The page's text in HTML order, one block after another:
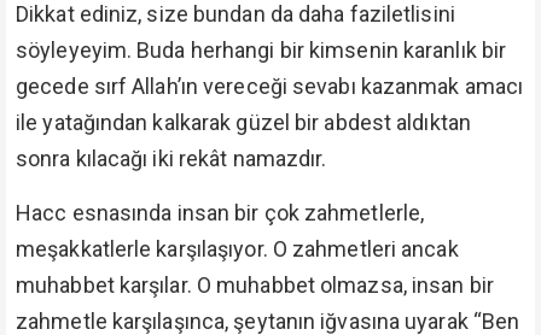
Dikkat ediniz, size bundan da daha faziletlisini
söyleyeyim. Buda herhangi bir kimsenin karanlık bir
gecede sırf Allah’ın vereceği sevabı kazanmak amacı
ile yatağından kalkarak güzel bir abdest aldıktan
sonra kılacağı iki rekât namazdır.
Hacc esnasında insan bir çok zahmetlerle,
meşakkatlerle karşılaşıyor. O zahmetleri ancak
muhabbet karşılar. O muhabbet olmazsa, insan bir
zahmetle karşılaşınca, şeytanın iğvasına uyarak “Ben